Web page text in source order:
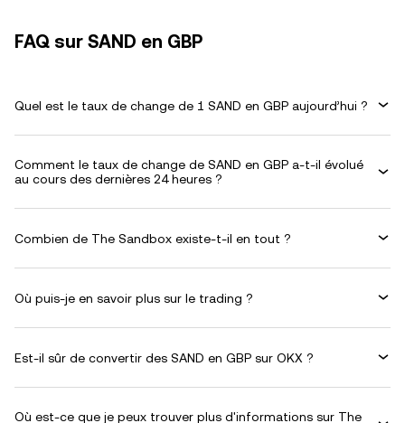
FAQ sur SAND en GBP
Quel est le taux de change de 1 SAND en GBP aujourd’hui ?
Comment le taux de change de SAND en GBP a-t-il évolué
au cours des dernières 24 heures ?
Combien de The Sandbox existe-t-il en tout ?
Où puis-je en savoir plus sur le trading ?
Est-il sûr de convertir des SAND en GBP sur OKX ?
Où est-ce que je peux trouver plus d'informations sur The